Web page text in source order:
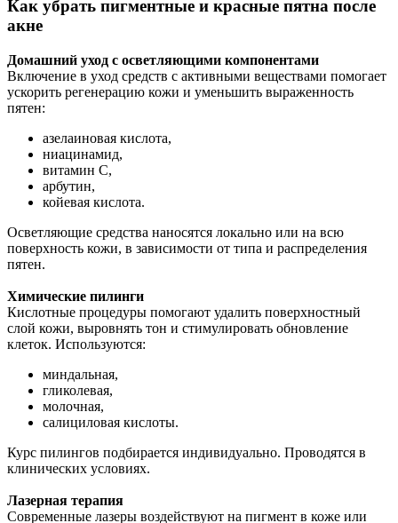
Как убрать пигментные и красные пятна после
акне
Домашний уход с осветляющими компонентами
Включение в уход средств с активными веществами помогает
ускорить регенерацию кожи и уменьшить выраженность
пятен:
азелаиновая кислота,
ниацинамид,
витамин C,
арбутин,
койевая кислота.
Осветляющие средства наносятся локально или на всю
поверхность кожи, в зависимости от типа и распределения
пятен.
Химические пилинги
Кислотные процедуры помогают удалить поверхностный
слой кожи, выровнять тон и стимулировать обновление
клеток. Используются:
миндальная,
гликолевая,
молочная,
салициловая кислоты.
Курс пилингов подбирается индивидуально. Проводятся в
клинических условиях.
Лазерная терапия
Современные лазеры воздействуют на пигмент в коже или